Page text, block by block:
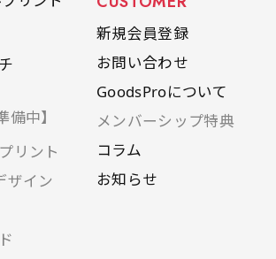
中】
リント
ザイン
新規会員登録
お問い合わせ
GoodsProについて
メンバーシップ特典
コラム
お知らせ